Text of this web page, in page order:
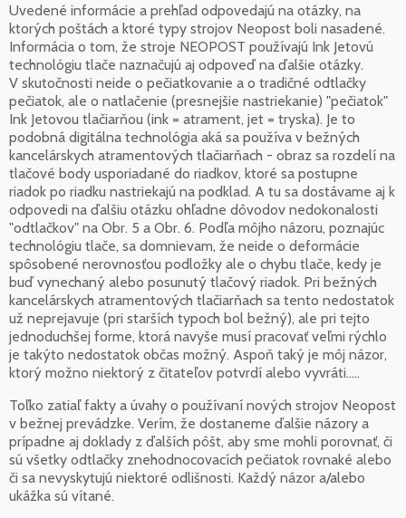
Uvedené informácie a prehľad odpovedajú na otázky, na
ktorých poštách a ktoré typy strojov Neopost boli nasadené.
Informácia o tom, že stroje NEOPOST používajú Ink Jetovú
technológiu tlače naznačujú aj odpoveď na ďalšie otázky.
V skutočnosti neide o pečiatkovanie a o tradičné odtlačky
pečiatok, ale o natlačenie (presnejšie nastriekanie) "pečiatok"
Ink Jetovou tlačiarňou (ink = atrament, jet = tryska). Je to
podobná digitálna technológia aká sa používa v bežných
kancelárskych atramentových tlačiarňach - obraz sa rozdelí na
tlačové body usporiadané do riadkov, ktoré sa postupne
riadok po riadku nastriekajú na podklad. A tu sa dostávame aj k
odpovedi na ďalšiu otázku ohľadne dôvodov nedokonalosti
"odtlačkov" na Obr. 5 a Obr. 6. Podľa môjho názoru, poznajúc
technológiu tlače, sa domnievam, že neide o deformácie
spôsobené nerovnosťou podložky ale o chybu tlače, kedy je
buď vynechaný alebo posunutý tlačový riadok. Pri bežných
kancelárskych atramentových tlačiarňach sa tento nedostatok
už neprejavuje (pri starších typoch bol bežný), ale pri tejto
jednoduchšej forme, ktorá navyše musí pracovať veľmi rýchlo
je takýto nedostatok občas možný. Aspoň taký je môj názor,
ktorý možno niektorý z čitateľov potvrdí alebo vyvráti.....
Toľko zatiaľ fakty a úvahy o používaní nových strojov Neopost
v bežnej prevádzke. Verím, že dostaneme ďalšie názory a
prípadne aj doklady z ďalších pôšt, aby sme mohli porovnať, či
sú všetky odtlačky znehodnocovacích pečiatok rovnaké alebo
či sa nevyskytujú niektoré odlišnosti. Každý názor a/alebo
ukážka sú vítané.